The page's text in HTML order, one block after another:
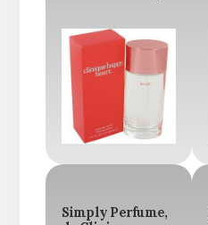
Simply Perfume,